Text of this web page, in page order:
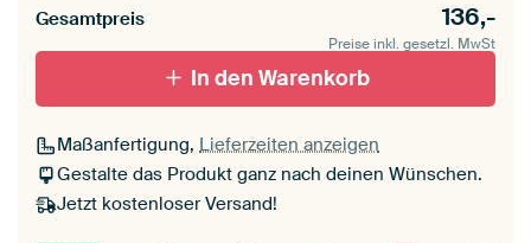
Mit Schattenfugenrahmen,
schwarz
Mit Schattenfugenrahmen,
weiß
Leinwand für
Gesamtpreis 136,-
Preise inkl. gesetzl. MwSt
In den Warenkorb
Maßanfertigung, Lieferzeiten anzeigen
Gestalte das Produkt ganz nach deinen Wünschen.
Jetzt kostenloser Versand!